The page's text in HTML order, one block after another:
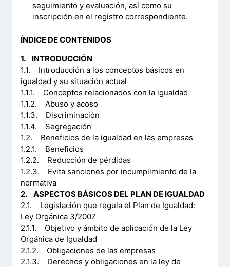
seguimiento y evaluación, así como su
inscripción en el registro correspondiente.
ÍNDICE DE CONTENIDOS
1. INTRODUCCIÓN
1.1. Introducción a los conceptos básicos en
igualdad y su situación actual
1.1.1. Conceptos relacionados con la igualdad
1.1.2. Abuso y acoso
1.1.3. Discriminación
1.1.4. Segregación
1.2. Beneficios de la igualdad en las empresas
1.2.1. Beneficios
1.2.2. Reducción de pérdidas
1.2.3. Evita sanciones por incumplimiento de la
normativa
2. ASPECTOS BÁSICOS DEL PLAN DE IGUALDAD
2.1. Legislación que regula el Plan de Igualdad:
Ley Orgánica 3/2007
2.1.1. Objetivo y ámbito de aplicación de la Ley
Orgánica de Igualdad
2.1.2. Obligaciones de las empresas
2.1.3. Derechos y obligaciones en la ley de